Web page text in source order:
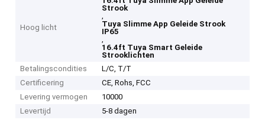
Hoog licht
Strook
,
Tuya Slimme App Geleide Strook
IP65
,
16.4ft Tuya Smart Geleide
Strooklichten
Betalingscondities
L/C, T/T
Certificering
CE, Rohs, FCC
Levering vermogen
10000
Levertijd
5-8 dagen